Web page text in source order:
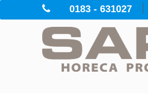
0183 - 631027